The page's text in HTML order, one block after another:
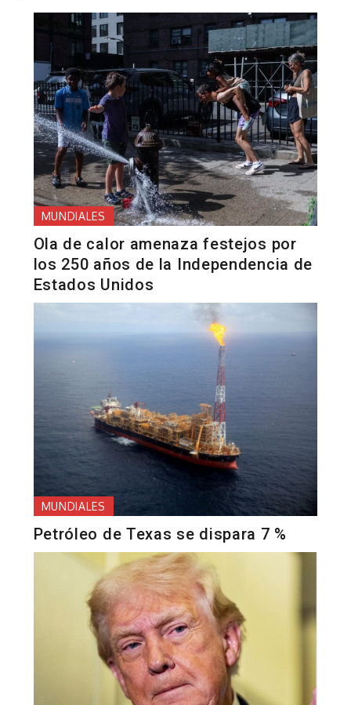
MUNDIALES
Ola de calor amenaza festejos por
los 250 años de la Independencia de
Estados Unidos
MUNDIALES
Petróleo de Texas se dispara 7 %